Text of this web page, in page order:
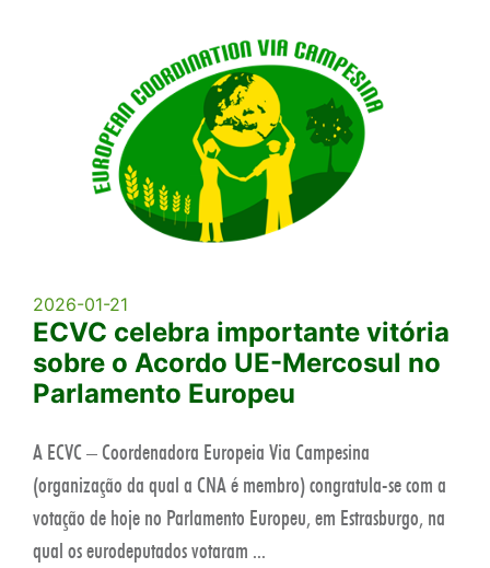
2026-01-21
ECVC celebra importante vitória
sobre o Acordo UE-Mercosul no
Parlamento Europeu
A ECVC – Coordenadora Europeia Via Campesina
(organização da qual a CNA é membro) congratula-se com a
votação de hoje no Parlamento Europeu, em Estrasburgo, na
qual os eurodeputados votaram ...